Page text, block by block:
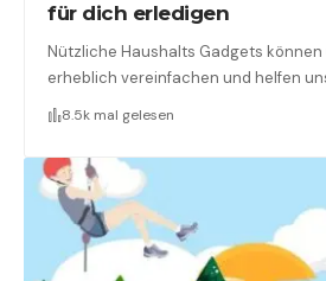
für dich erledigen
Nützliche Haushalts Gadgets können
erheblich vereinfachen und helfen
8.5k mal gelesen